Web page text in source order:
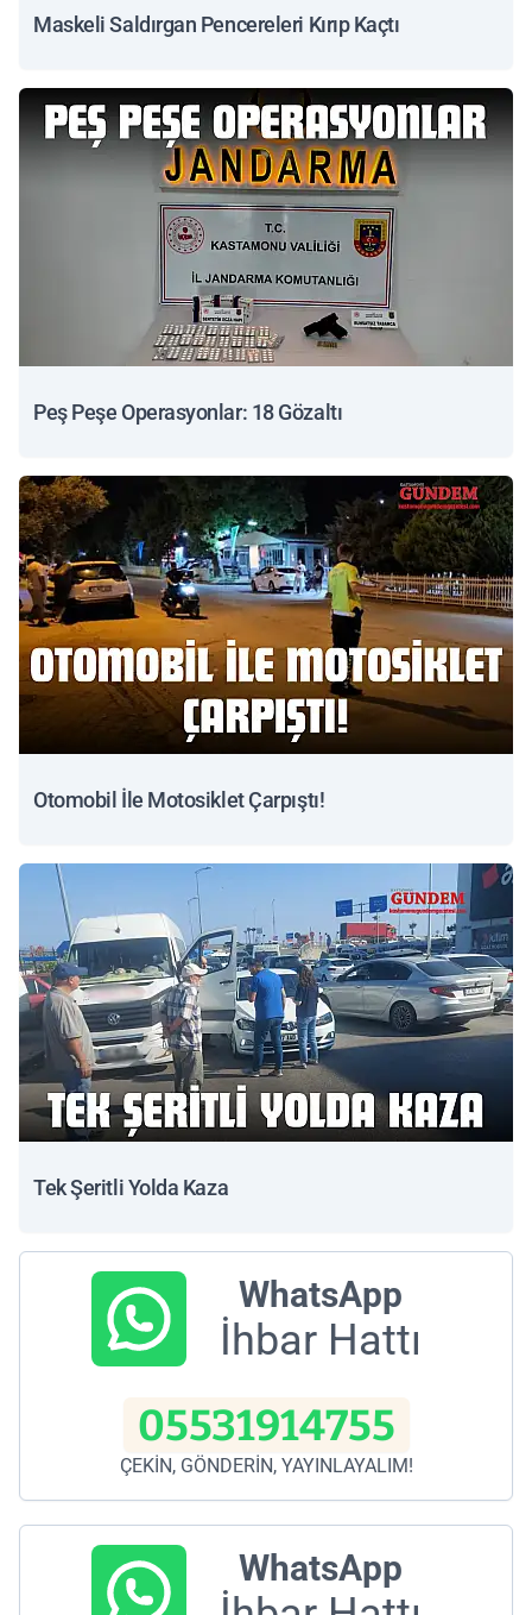
Maskeli Saldırgan Pencereleri Kırıp Kaçtı
Peş Peşe Operasyonlar: 18 Gözaltı
Otomobil İle Motosiklet Çarpıştı!
Tek Şeritli Yolda Kaza
WhatsApp
İhbar Hattı
05531914755
ÇEKİN, GÖNDERİN, YAYINLAYALIM!
WhatsApp